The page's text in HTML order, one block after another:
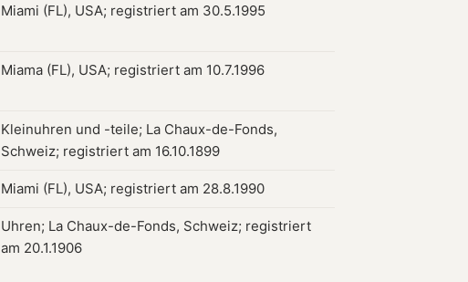
Miami (FL), USA; registriert am 30.5.1995
Miama (FL), USA; registriert am 10.7.1996
Kleinuhren und -teile; La Chaux-de-Fonds,
Schweiz; registriert am 16.10.1899
Miami (FL), USA; registriert am 28.8.1990
Uhren; La Chaux-de-Fonds, Schweiz; registriert
am 20.1.1906